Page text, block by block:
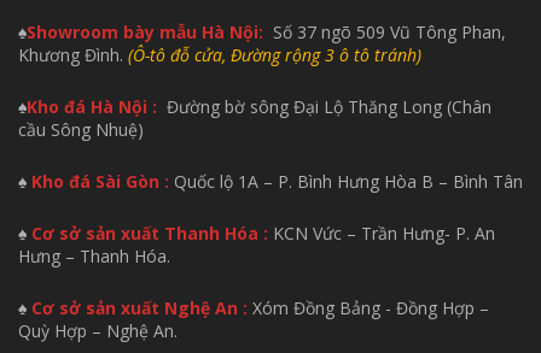
♠Showroom bày mẫu Hà Nội: Số 37 ngõ 509 Vũ Tông Phan,
Khương Đình. (Ô-tô đỗ cửa, Đường rộng 3 ô tô tránh)
♠Kho đá Hà Nội : Đường bờ sông Đại Lộ Thăng Long (Chân
cầu Sông Nhuệ)
♠ Kho đá Sài Gòn : Quốc lộ 1A – P. Bình Hưng Hòa B – Bình Tân
♠ Cơ sở sản xuất Thanh Hóa : KCN Vức – Trần Hưng- P. An
Hưng – Thanh Hóa.
♠ Cơ sở sản xuất Nghệ An : Xóm Đồng Bảng - Đồng Hợp –
Quỳ Hợp – Nghệ An.